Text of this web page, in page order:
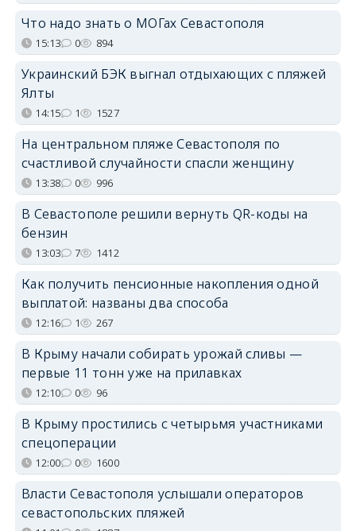
Что надо знать о МОГах Севастополя
15:13 0 894
Украинский БЭК выгнал отдыхающих с пляжей
Ялты
14:15 1 1527
На центральном пляже Севастополя по
счастливой случайности спасли женщину
13:38 0 996
В Севастополе решили вернуть QR-коды на
бензин
13:03 7 1412
Как получить пенсионные накопления одной
выплатой: названы два способа
12:16 1 267
В Крыму начали собирать урожай сливы —
первые 11 тонн уже на прилавках
12:10 0 96
В Крыму простились с четырьмя участниками
спецоперации
12:00 0 1600
Власти Севастополя услышали операторов
севастопольских пляжей